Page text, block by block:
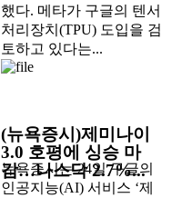
했다. 메타가 구글의 텐서
처리장치(TPU) 도입을 검
토하고 있다는...
(뉴욕증시)제미나이
3.0 호평에 싱승 마
감…나스닥 2.7%...
뉴욕증시는 24일 구글의
인공지능(AI) 서비스 ‘제